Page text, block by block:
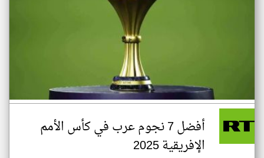
أفضل 7 نجوم عرب في كأس الأمم
الإفريقية 2025